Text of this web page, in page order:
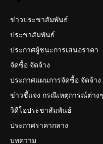
ข่าวประชาสัมพันธ์
ประชาสัมพันธ์
ประกาศผู้ชนะการเสนอราคา
จัดซื้อ จัดจ้าง
ประกาศแผนการจัดซื้อ จัดจ้าง
ข่าวชี้แจง กรณีเหตุการณ์ต่างๆ
วิดีโอประชาสัมพันธ์
ประกาศราคากลาง
บทความ